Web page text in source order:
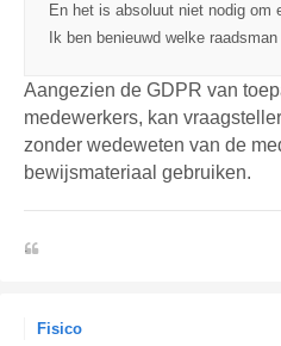
En het is absoluut niet nodig om
Ik ben benieuwd welke
Aangezien de GDPR van
medewerkers, kan
zonder wedeweten van de
bewijsmateriaal gebruiken.
.
Fisico